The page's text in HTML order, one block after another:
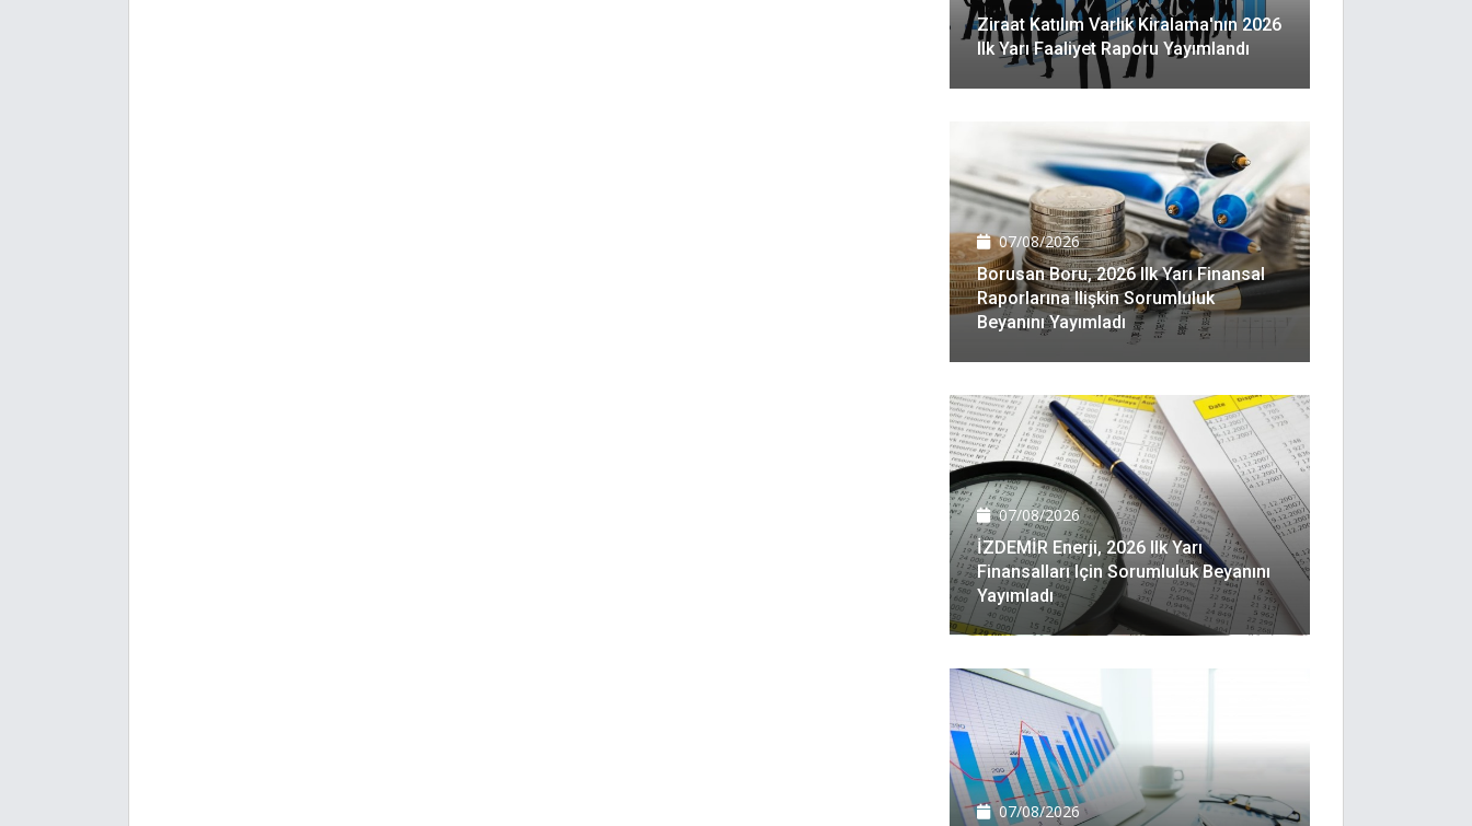
Ziraat Katılım Varlık Kiralama'nın 2026
Ilk Yarı Faaliyet Raporu Yayımlandı
07/08/2026
Borusan Boru, 2026 Ilk Yarı Finansal
Raporlarına Ilişkin Sorumluluk
Beyanını Yayımladı
07/08/2026
İZDEMİR Enerji, 2026 Ilk Yarı
Finansalları Için Sorumluluk Beyanını
Yayımladı
07/08/2026